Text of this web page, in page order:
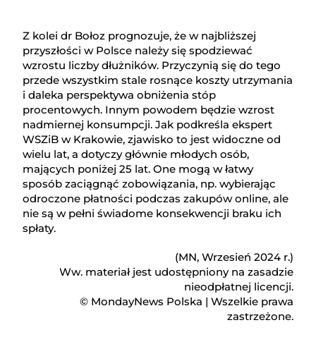
Z kolei dr Bołoz prognozuje, że w najbliższej
przyszłości w Polsce należy się spodziewać
wzrostu liczby dłużników. Przyczynią się do tego
przede wszystkim stale rosnące koszty utrzymania
i daleka perspektywa obniżenia stóp
procentowych. Innym powodem będzie wzrost
nadmiernej konsumpcji. Jak podkreśla ekspert
WSZiB w Krakowie, zjawisko to jest widoczne od
wielu lat, a dotyczy głównie młodych osób,
mających poniżej 25 lat. One mogą w łatwy
sposób zaciągnąć zobowiązania, np. wybierając
odroczone płatności podczas zakupów online, ale
nie są w pełni świadome konsekwencji braku ich
spłaty.
(MN, Wrzesień 2024 r.)
Ww. materiał jest udostępniony na zasadzie
nieodpłatnej licencji.
© MondayNews Polska | Wszelkie prawa
zastrzeżone.